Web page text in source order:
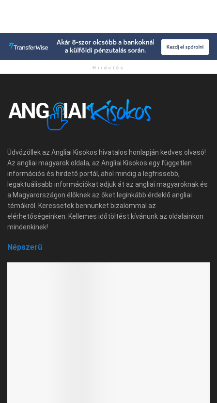
Hirdetés
Üdvözöllek az Angliai Kisokos hivatalos honlapján kedves olvasó!
Az angliai magyarok oldala, az Angliai Kisokos egy független
információs és hirdető portál, ahol mindig a legfrissebb,
legaktuálisabb információkat adjuk át az angliai magyaroknak és
a Magyarországon élőknek az őket leginkább érdeklő angliai
témákról. Keressetek bennünket bizalommal az
elérhetőségeinken. Kellemes időtöltést kívánunk az oldalainkon
mindenkinek!
Népszerű